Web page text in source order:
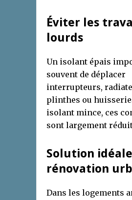
Éviter les
lourds
Un isolant épais
souvent de déplacer
interrupteurs,
plinthes ou
isolant mince, ces
sont largement
Solution
rénovation
Dans les logements